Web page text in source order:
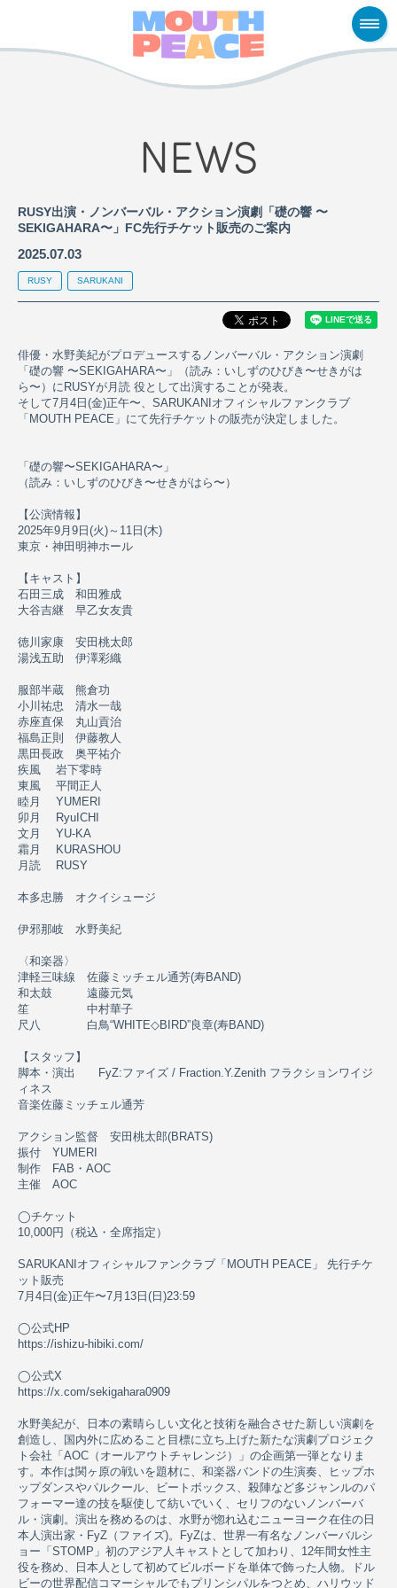
NEWS
RUSY出演・ノンバーバル・アクション演劇「礎の響 〜
SEKIGAHARA〜」FC先行チケット販売のご案内
2025.07.03
RUSY SARUKANI
俳優・水野美紀がプロデュースするノンバーバル・アクション演劇
「礎の響 〜SEKIGAHARA〜」（読み：いしずのひびき〜せきがは
ら〜）にRUSYが月読 役として出演することが発表。
そして7月4日(金)正午〜、SARUKANIオフィシャルファンクラブ
「MOUTH PEACE」にて先行チケットの販売が決定しました。
「礎の響〜SEKIGAHARA〜」
（読み：いしずのひびき〜せきがはら〜）
【公演情報】
2025年9月9日(火)～11日(木)
東京・神田明神ホール
【キャスト】
石田三成 和田雅成
大谷吉継 早乙女友貴
徳川家康 安田桃太郎
湯浅五助 伊澤彩織
服部半蔵 熊倉功
小川祐忠 清水一哉
赤座直保 丸山貢治
福島正則 伊藤教人
黒田長政 奥平祐介
疾風 ​ 岩下零時
東風 ​ 平間正人
睦月 ​ YUMERI
卯月 ​ RyuICHI
文月 ​ YU-KA
霜月 ​ KURASHOU
月読 ​ RUSY
本多忠勝 オクイシュージ
伊邪那岐 水野美紀
〈和楽器〉
津軽三味線 佐藤ミッチェル通芳(寿BAND)
和太鼓 遠藤元気
笙 中村華子
尺八 白鳥“WHITE◇BIRD”良章(寿BAND)
【スタッフ】
脚本・演出 FyZ:ファイズ / Fraction.Y.Zenith フラクションワイジ
ィネス
音楽​​佐藤ミッチェル通芳
アクション監督 安田桃太郎(BRATS)
振付​​ YUMERI
制作​​ FAB・AOC
主催​​ AOC
◯チケット
10,000円（税込・全席指定）
SARUKANIオフィシャルファンクラブ「MOUTH PEACE」 先行チケ
ット販売
7月4日(金)正午〜7月13日(日)23:59
◯公式HP
https://ishizu-hibiki.com/
◯公式X
https://x.com/sekigahara0909
水野美紀が、日本の素晴らしい文化と技術を融合させた新しい演劇を
創造し、国内外に広めること目標に立ち上げた新たな演劇プロジェク
ト会社「AOC（オールアウトチャレンジ）」の企画第一弾となりま
す。本作は関ヶ原の戦いを題材に、和楽器バンドの生演奏、ヒップホ
ップダンスやパルクール、ビートボックス、殺陣など多ジャンルのパ
フォーマー達の技を駆使して紡いでいく、セリフのないノンバーバ
ル・演劇。演出を務めるのは、水野が惚れ込むニューヨーク在住の日
本人演出家・FyZ（ファイズ)。FyZは、世界一有名なノンバーバルシ
ョー「STOMP」初のアジア人キャストとして加わり、12年間女性主
役を務め、日本人として初めてビルボードを単体で飾った人物。ドル
ビーの世界配信コマーシャルでもプリンシパルをつとめ、ハリウッド